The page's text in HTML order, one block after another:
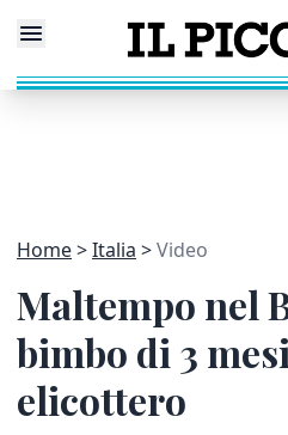
Home Italia Video
Maltempo nel
bimbo di 3
elicottero